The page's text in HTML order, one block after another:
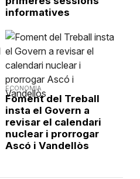
informatives
ECONOMIA
Foment del Treball
insta el Govern a
revisar el calendari
nuclear i prorrogar
Ascó i Vandellòs